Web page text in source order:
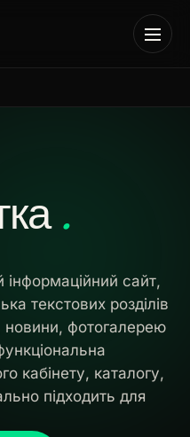
03
04
.
інформаційний сайт,
текстових розділів
фотогалерею
кабінету, каталогу,
підходить для